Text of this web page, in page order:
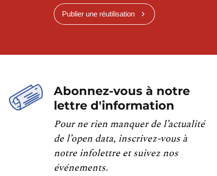
Publier une réutilisation
Abonnez-vous à notre
lettre d'information
Pour ne rien manquer de l’actualité
de l’open data, inscrivez-vous à
notre infolettre et suivez nos
événements.